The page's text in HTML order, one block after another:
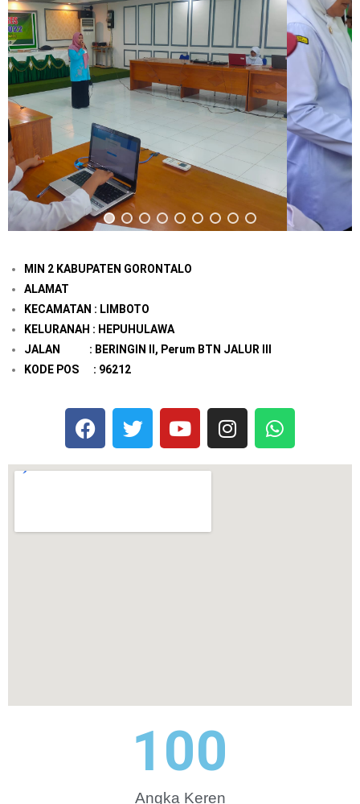
MIN 2 KABUPATEN GORONTALO
ALAMAT
KECAMATAN : LIMBOTO
KELURANAH : HEPUHULAWA
JALAN : BERINGIN II, Perum BTN JALUR III
KODE POS : 96212
Angka Keren
100